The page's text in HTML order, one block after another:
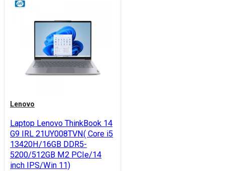
Lenovo
Laptop Lenovo ThinkBook 14
G9 IRL 21UY008TVN( Core i5
13420H/16GB DDR5-
5200/512GB M2 PCIe/14
inch IPS/Win 11)